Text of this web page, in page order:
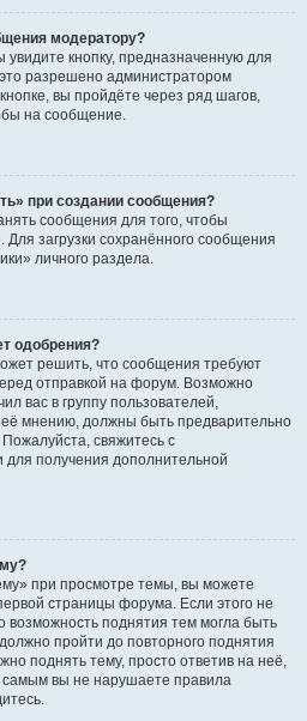
модератору?
кнопку, предназначенную для
разрешено администратором
вы пройдёте через ряд шагов,
на сообщение.
при создании сообщения?
сообщения для того, чтобы
Для загрузки сохранённого сообщения
личного раздела.
одобрения?
решить, что сообщения требуют
отправкой на форум. Возможно
вас в группу пользователей,
мнению, должны быть предварительно
свяжитесь с
получения дополнительной
при просмотре темы, вы можете
страницы форума. Если этого не
возможность поднятия тем могла быть
пройти до повторного поднятия
поднять тему, просто ответив на неё,
самым вы не нарушаете правила